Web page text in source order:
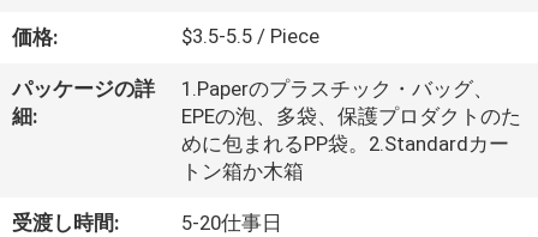
ち
に
い
価格: $3.5-5.5 / Piece
パッケージの詳
細:
1.Paperのプラスチック・バッグ、
EPEの泡、多袋、保護プロダクトのた
めに包まれるPP袋。2.Standardカー
トン箱か木箱
受渡し時間: 5-20仕事日